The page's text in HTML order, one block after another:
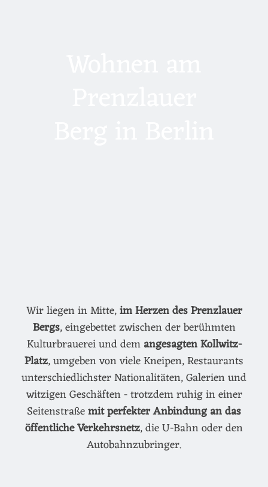
Wir liegen in Mitte,im Herzen des Prenzlauer
Bergs, eingebettet zwischen der berühmten
Kulturbrauerei und demangesagten Kollwitz-
Platz, umgeben von viele Kneipen, Restaurants
unterschiedlichster Nationalitäten, Galerien und
witzigen Geschäften - trotzdem ruhig in einer
Seitenstraßemit perfekter Anbindung an das
öffentliche Verkehrsnetz, die U-Bahn oder den
Autobahnzubringer.